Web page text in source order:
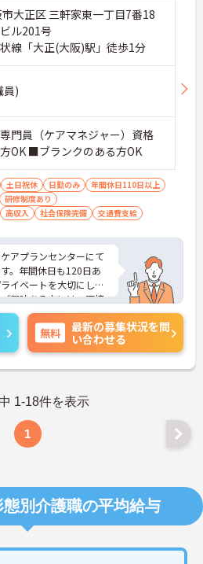
大正区 三軒家東一丁目7番18
ル201号
線「大正(大阪)駅」徒歩1分
員)
門員（ケアマネジャー）資格
OK ■ブランクのある方OK
土日祝休 日勤のみ
年間休日110日以上
研修制度あり
高収入 社会保険完備 交通費支給
アプランセンターにて
。年間休日も120日あ
イベートを大切にしな
興味ある方には、面接
細をお話しいたします
。
無料
最新の募集状況を問
い合わせる
1-18件を表示
1
別介護職の平均給与